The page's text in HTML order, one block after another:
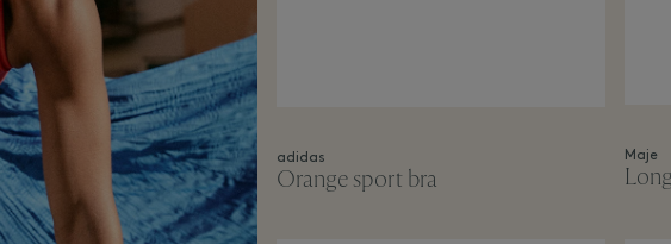
adidas
Orange sport bra
Maje